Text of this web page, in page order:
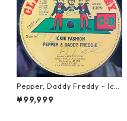
Pepper, Daddy Freddy - Icki
e Fashion【12-50044】
¥99,999